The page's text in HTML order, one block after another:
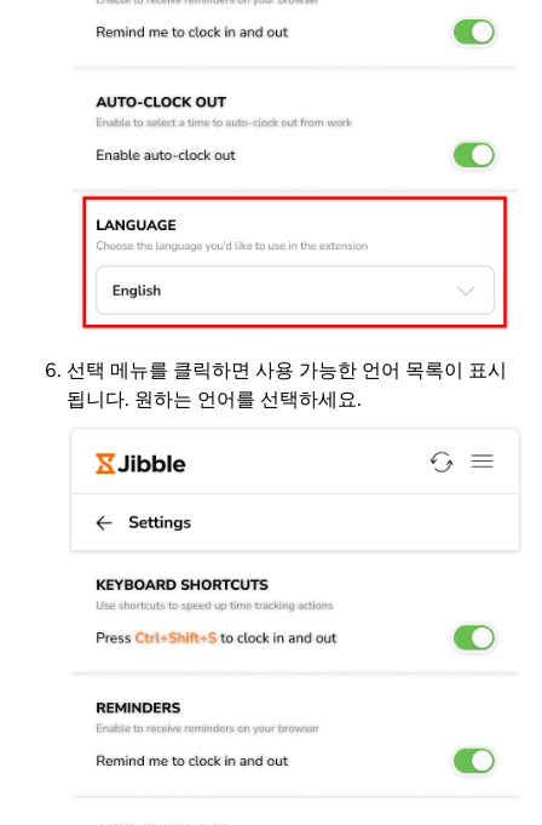
선택 메뉴를 클릭하면 사용 가능한 언어 목록이 표시
됩니다. 원하는 언어를 선택하세요.